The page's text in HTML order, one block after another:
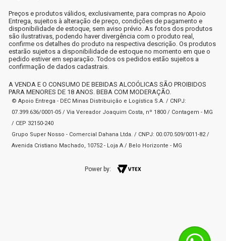
Preços e produtos válidos, exclusivamente, para compras no Apoio
Entrega, sujeitos à alteração de preço, condições de pagamento e
disponibilidade de estoque, sem aviso prévio. As fotos dos produtos
são ilustrativas, podendo haver divergência com o produto real,
confirme os detalhes do produto na respectiva descrição. Os produtos
estarão sujeitos a disponibilidade de estoque no momento em que o
pedido estiver em separação. Todos os pedidos estão sujeitos a
confirmação de dados cadastrais.
A VENDA E O CONSUMO DE BEBIDAS ALCOÓLICAS SÃO PROIBIDOS
PARA MENORES DE 18 ANOS. BEBA COM MODERAÇÃO.
© Apoio Entrega - DEC Minas Distribuição e Logística S.A. / CNPJ:
07.399.636/0001-05 / Via Vereador Joaquim Costa, nº 1800 / Contagem - MG
/ CEP 32150-240
Grupo Super Nosso - Comercial Dahana Ltda. / CNPJ: 00.070.509/0011-82 /
Avenida Cristiano Machado, 10752 - Loja A / Belo Horizonte - MG
Power by: